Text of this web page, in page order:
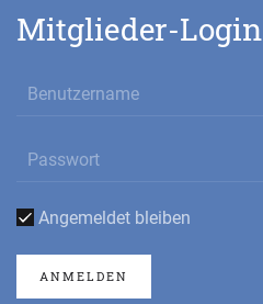
Mitglieder-Login
Angemeldet bleiben
ANMELDEN